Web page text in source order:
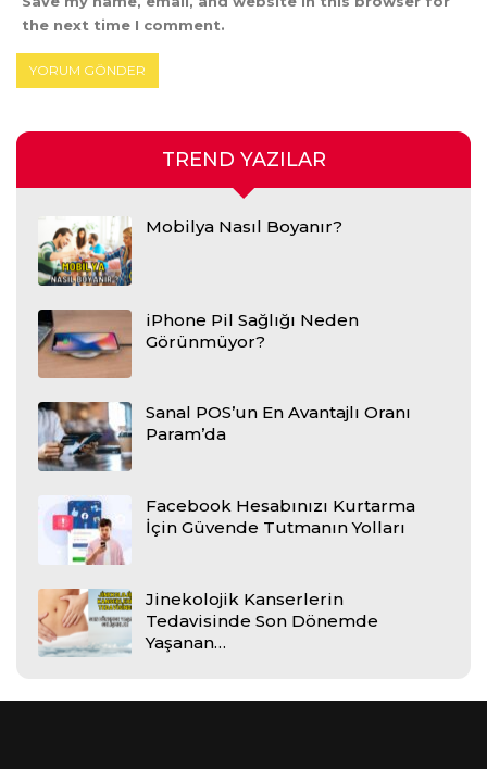
the next time I comment.
TREND YAZILAR
Mobilya Nasıl Boyanır?
iPhone Pil Sağlığı Neden
Görünmüyor?
Sanal POS’un En Avantajlı Oranı
Param’da
Facebook Hesabınızı Kurtarma
İçin Güvende Tutmanın Yolları
Jinekolojik Kanserlerin
Tedavisinde Son Dönemde
Yaşanan…